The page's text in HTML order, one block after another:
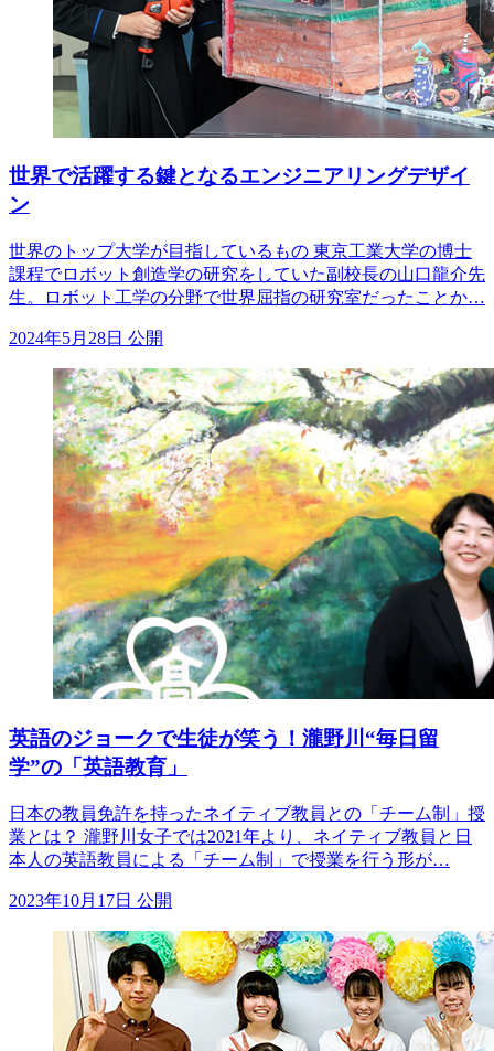
世界で活躍する鍵となるエンジニアリングデザイ
ン
世界のトップ大学が目指しているもの 東京工業大学の博士
課程でロボット創造学の研究をしていた副校長の山口龍介先
生。ロボット工学の分野で世界屈指の研究室だったことか…
2024年5月28日 公開
英語のジョークで生徒が笑う！瀧野川“毎日留
学”の「英語教育」
日本の教員免許を持ったネイティブ教員との「チーム制」授
業とは？ 瀧野川女子では2021年より、ネイティブ教員と日
本人の英語教員による「チーム制」で授業を行う形が…
2023年10月17日 公開